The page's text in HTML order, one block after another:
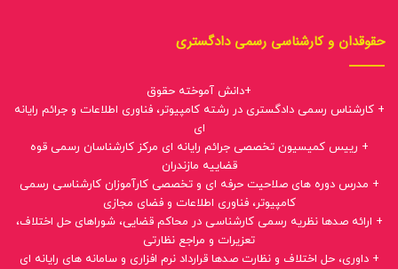
حقوقدان و کارشناسی رسمی دادگستری
+دانش آموخته حقوق
+ کارشناس رسمی دادگستری در رشته کامپیوتر، فناوری اطلاعات و جرائم رایانه
ای
+ رییس کمیسیون تخصصی جرائم رایانه ای مرکز کارشناسان رسمی قوه
قضاییه مازندران
+ مدرس دوره های صلاحیت حرفه ای و تخصصی کارآموزان کارشناسی رسمی
کامپیوتر، فناوری اطلاعات و فضای مجازی
+ ارائه صدها نظریه رسمی کارشناسی در محاکم قضایی، شوراهای حل اختلاف،
تعزیرات و مراجع نظارتی
+ داوری، حل اختلاف و نظارت صدها قرارداد نرم افزاری و سامانه های رایانه ای